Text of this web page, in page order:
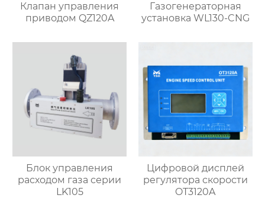
Клапан управления
приводом QZ120A
Газогенераторная
установка WL130-CNG
Блок управления
расходом газа серии
LK105
Цифровой дисплей
регулятора скорости
OT3120A